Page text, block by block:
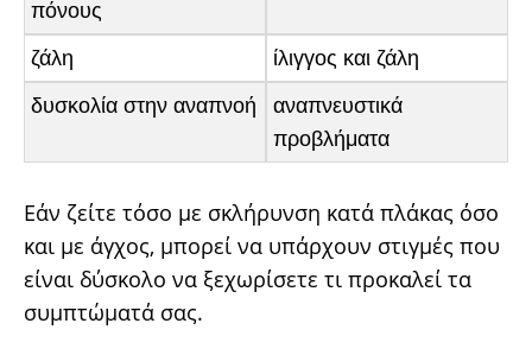
πόνους
ζάλη
ίλιγγος και ζάλη
δυσκολία στην αναπνοή
αναπνευστικά
προβλήματα
Εάν ζείτε τόσο με σκλήρυνση κατά πλάκας όσο
και με άγχος, μπορεί να υπάρχουν στιγμές που
είναι δύσκολο να ξεχωρίσετε τι προκαλεί τα
συμπτώματά σας.